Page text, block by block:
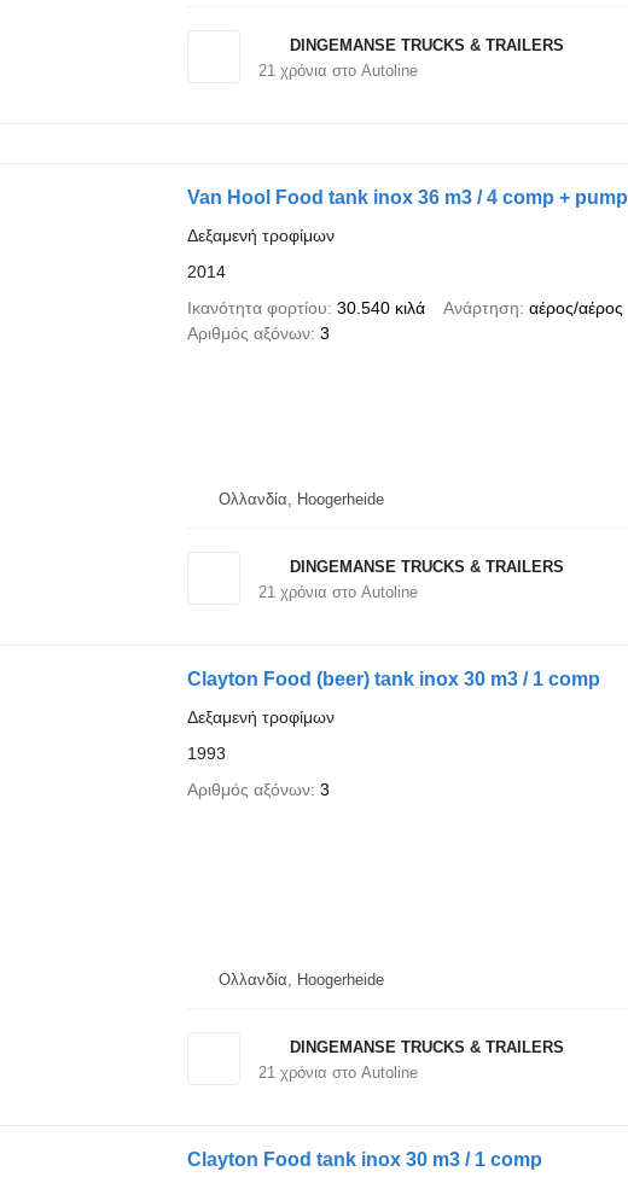
DINGEMANSE TRUCKS & TRAILERS
21 χρόνια στο Autoline
Van Hool Food tank inox 36 m3 / 4 comp + pump
Δεξαμενή τροφίμων
2014
Ικανότητα φορτίου 30.540 κιλά Ανάρτηση αέρος/αέρος
Αριθμός αξόνων 3
Ολλανδία, Hoogerheide
DINGEMANSE TRUCKS & TRAILERS
21 χρόνια στο Autoline
Clayton Food (beer) tank inox 30 m3 / 1 comp
Δεξαμενή τροφίμων
1993
Αριθμός αξόνων 3
Ολλανδία, Hoogerheide
DINGEMANSE TRUCKS & TRAILERS
21χρόνια στο Autoline
Clayton Food tank inox 30 m3 / 1 comp